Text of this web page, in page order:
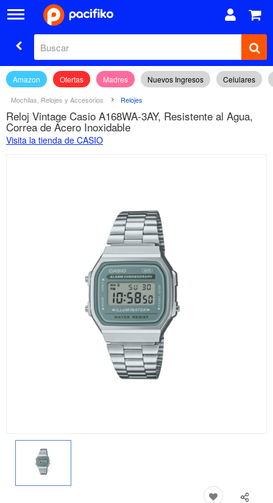
Amazon Ofertas Madres Nuevos Ingresos Celulares
Mochilas, Relojes y Accesorios Relojes
Reloj Vintage Casio A168WA-3AY, Resistente al Agua,
Correa de Acero Inoxidable
Visita la tienda de CASIO